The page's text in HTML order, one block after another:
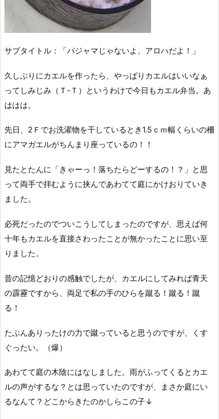
サブタイトル：「パジャマじゃないよ、アロハだよ！」
久しぶりにカエルを作ったら、やっぱりカエルはいいなぁ
ってしみじみ（Ｔ-Ｔ）というわけで今日もカエル弁当。あ
ははは。
先日、2Ｆでお洗濯物を干しているとき1.5ｃｍ幅くらいの柵
にアマガエルがちんまり座っているの！！
見たとたんに「きゃーっ！落ちたらどーするの！？」と思
って両手で拝むように挟んであわてて庭にかけおりていき
ました。
必死だったのでついこうしてしまったのですが、思えば何
十年もカエルを直接さわったことが無かったことに思い至
りました。
昔の記憶どおりの感触でしたが、カエルにしてみれば青天
の霹靂ですから、両足で私の手のひらを蹴る！蹴る！蹴
る！
たぶんありったけの力で蹴っていると思うのですが、くす
ぐったい。（爆）
あわてて庭の木陰にはなしました。雨がふってくるとカエ
ルの声がするな？とは思っていたのですが、まさか庭にい
るなんて？どこからきたのかしらこの子↓